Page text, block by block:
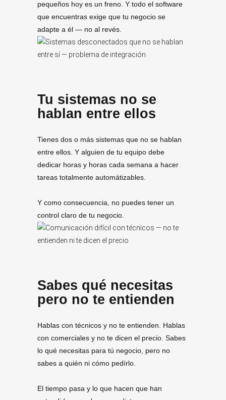
pequeños hoy es un freno. Y todo el software
que encuentras exige que tu negocio se
adapte a él — no al revés.
Tu sistemas no se
hablan entre ellos
Tienes dos o más sistemas que no se hablan
entre ellos. Y alguien de tu equipo debe
dedicar horas y horas cada semana a hacer
tareas totalmente automátizables.
Y como consecuencia, no puedes tener un
control claro de tu negocio.
Sabes qué necesitas
pero no te entienden
Hablas con técnicos y no te entienden. Hablas
con comerciales y no te dicen el precio. Sabes
lo qué necesitas para tú negocio, pero no
sabes a quién ni cómo pedírlo.
El tiempo pasa y lo que hacen que han